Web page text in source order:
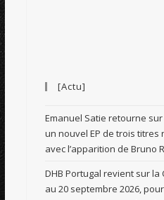
[Actu]
Emanuel Satie retourne
un nouvel EP de trois titres
avec l’apparition de Bruno
DHB Portugal revient sur la
au 20 septembre 2026,